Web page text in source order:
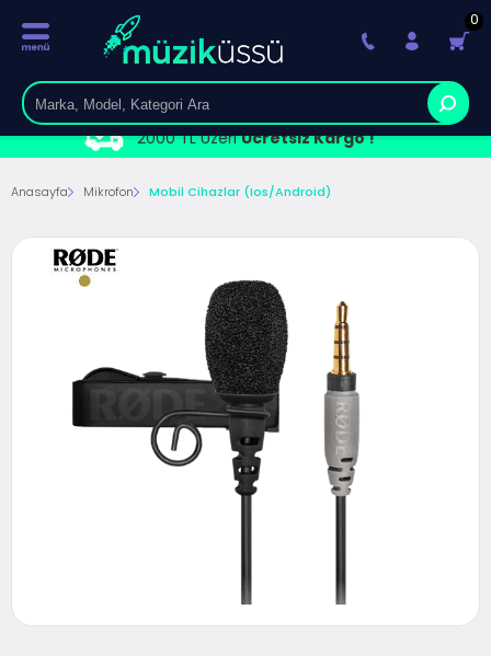
2000 TL ÜzeriÜcretsiz Kargo !
0
Anasayfa Mikrofon Mobil Cihazlar (ios/android)